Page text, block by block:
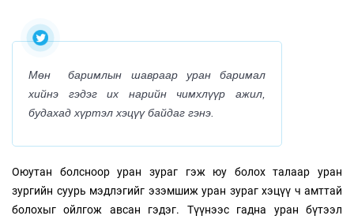
Мөн баримлын шавраар уран баримал
хийнэ гэдэг их нарийн чимхлүүр ажил,
будахад хүртэл хэцүү байдаг гэнэ.
Оюутан болсноор уран зураг гэж юу болох талаар уран
зургийн суурь мэдлэгийг эзэмшиж уран зураг хэцүү ч амттай
болохыг ойлгож авсан гэдэг. Түүнээс гадна уран бүтээл